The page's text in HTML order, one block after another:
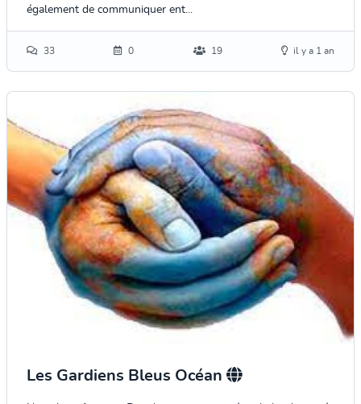
également de communiquer ent...
33 0 19 il y a 1 an
Les Gardiens Bleus Océan